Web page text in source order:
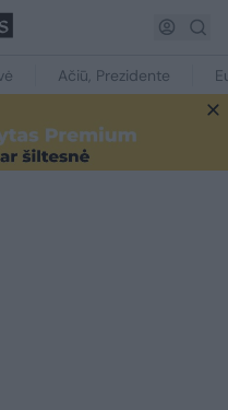
Ačiū, Prezidente